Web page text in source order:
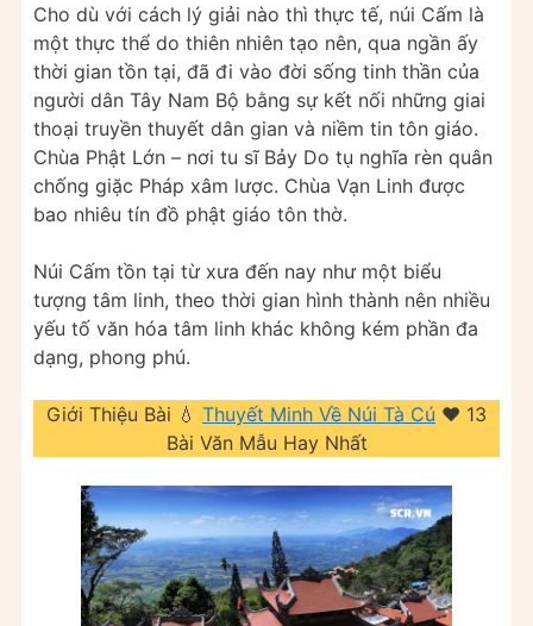
Cho dù với cách lý giải nào thì thực tế, núi Cấm là
một thực thể do thiên nhiên tạo nên, qua ngần ấy
thời gian tồn tại, đã đi vào đời sống tinh thần của
người dân Tây Nam Bộ bằng sự kết nối những giai
thoại truyền thuyết dân gian và niềm tin tôn giáo.
Chùa Phật Lớn – nơi tu sĩ Bảy Do tụ nghĩa rèn quân
chống giặc Pháp xâm lược. Chùa Vạn Linh được
bao nhiêu tín đồ phật giáo tôn thờ.
Núi Cấm tồn tại từ xưa đến nay như một biểu
tượng tâm linh, theo thời gian hình thành nên nhiều
yếu tố văn hóa tâm linh khác không kém phần đa
dạng, phong phú.
Giới Thiệu Bài 💧 Thuyết Minh Về Núi Tà Cú ❤️️ 13
Bài Văn Mẫu Hay Nhất